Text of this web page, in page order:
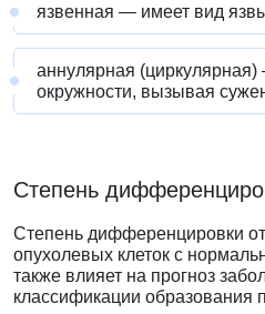
язвенная — имеет вид
аннулярная
окружности, вызывая
Степень
Степень дифференцировки
опухолевых клеток с
также влияет на прогноз
классификации образования